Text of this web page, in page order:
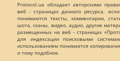
Protocol.ua обладает авторскими
веб - страницах данного ресурса,
понимаются тексты, комментарии,
шота, сканы, видео, аудио, другие
размещенных на веб - страницах
для индексации поисковыми
использованием понимается
и тому подобное.